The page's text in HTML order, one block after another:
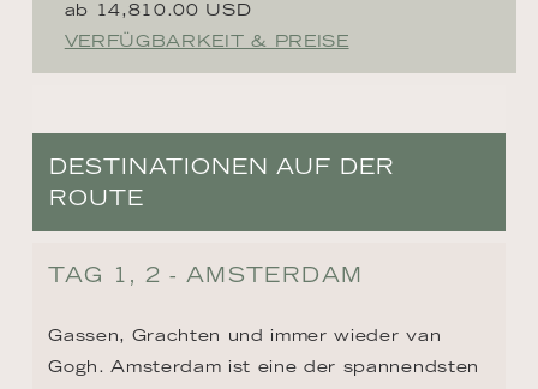
ab 14,810.00 USD
VERFÜGBARKEIT & PREISE
DESTINATIONEN AUF DER
ROUTE
TAG 1, 2 - AMSTERDAM
Gassen, Grachten und immer wieder van
Gogh. Amsterdam ist eine der spannendsten